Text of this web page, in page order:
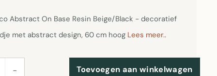
Abstract On Base Resin Beige/Black - decoratief
met abstract design, 60 cm hoog Lees meer..
− Toevoegen aan winkelwagen